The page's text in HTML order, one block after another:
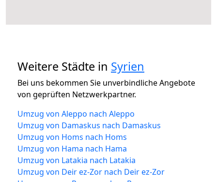
Weitere Städte in Syrien
Bei uns bekommen Sie unverbindliche Angebote
von geprüften Netzwerkpartner.
Umzug von Aleppo nach Aleppo
Umzug von Damaskus nach Damaskus
Umzug von Homs nach Homs
Umzug von Hama nach Hama
Umzug von Latakia nach Latakia
Umzug von Deir ez-Zor nach Deir ez-Zor